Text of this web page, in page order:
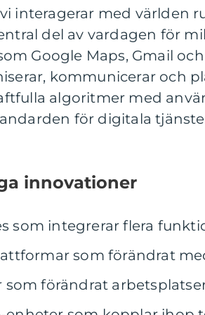
interagerar med världen
del av vardagen för
Google Maps, Gmail
kommunicerar och
algoritmer med
för digitala
innovationer
som integrerar flera
som förändrat
som förändrat